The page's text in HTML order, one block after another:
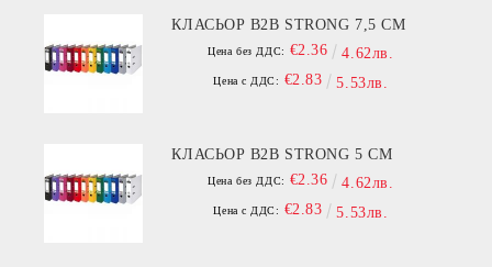
КЛАСЬОР B2B STRONG 7,5 СМ
Цена без ДДС: €2.36 4.62лв.
Цена с ДДС: €2.83 5.53лв.
КЛАСЬОР B2B STRONG 5 СМ
Цена без ДДС: €2.36 4.62лв.
Цена с ДДС: €2.83 5.53лв.